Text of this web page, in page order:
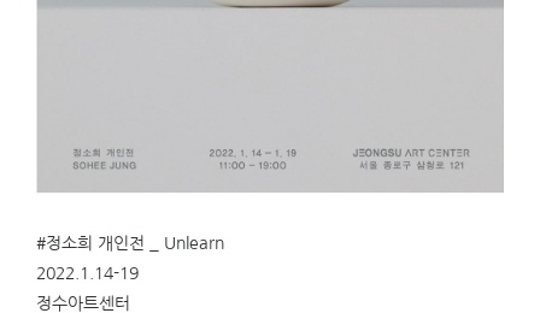
#정소희 개인전 _ Unlearn
2022.1.14-19
정수아트센터